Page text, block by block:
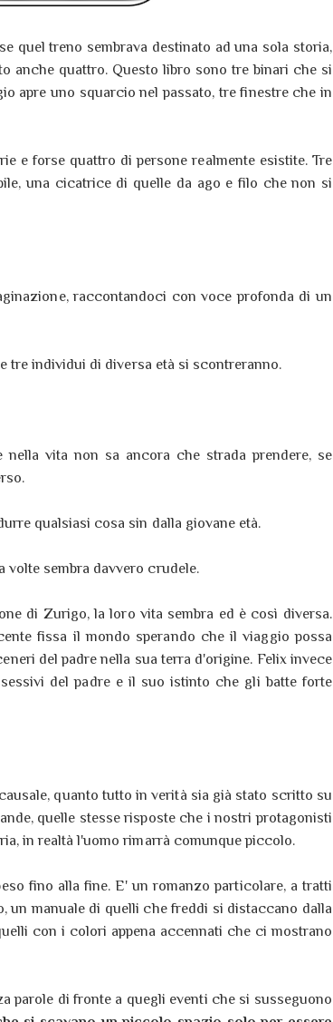
quel treno sembrava destinato ad una sola storia,
anche quattro. Questo libro sono tre binari che si
apre uno squarcio nel passato, tre finestre che in
e forse quattro di persone realmente esistite. Tre
una cicatrice di quelle da ago e filo che non si
raccontandoci con voce profonda di un
tre individui di diversa età si scontreranno.
vita non sa ancora che strada prendere, se
qualsiasi cosa sin dalla giovane età.
volte sembra davvero crudele.
di Zurigo, la loro vita sembra ed è così diversa.
fissa il mondo sperando che il viaggio possa
del padre nella sua terra d'origine. Felix invece
del padre e il suo istinto che gli batte forte
quanto tutto in verità sia già stato scritto su
quelle stesse risposte che i nostri protagonisti
in realtà l'uomo rimarrà comunque piccolo.
fino alla fine. E' un romanzo particolare, a tratti
manuale di quelli che freddi si distaccano dalla
con i colori appena accennati che ci mostrano
parole di fronte a quegli eventi che si susseguono